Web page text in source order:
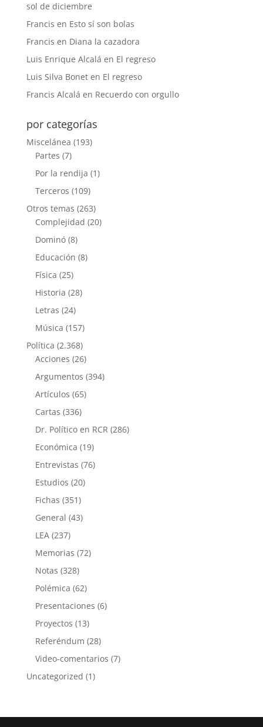
sol de diciembre
Francis en Esto sí son bolas
Francis en Diana la cazadora
Luis Enrique Alcalá en El regreso
Luis Silva Boneten El regreso
Francis Alcalá en Recuerdo con orgullo
por categorías
Miscelánea (193)
Partes (7)
Por la rendija (1)
Terceros (109)
Otros temas (263)
Complejidad (20)
Dominó(8)
Educación (8)
Física (25)
Historia (28)
Letras (24)
Música (157)
Política (2.368)
Acciones (26)
Argumentos (394)
Artículos (65)
Cartas (336)
Dr. Político en RCR (286)
Económica (19)
Entrevistas (76)
Estudios (20)
Fichas (351)
General (43)
LEA(237)
Memorias (72)
Notas (328)
Polémica (62)
Presentaciones (6)
Proyectos (13)
Referéndum (28)
Video-comentarios (7)
Uncategorized (1)